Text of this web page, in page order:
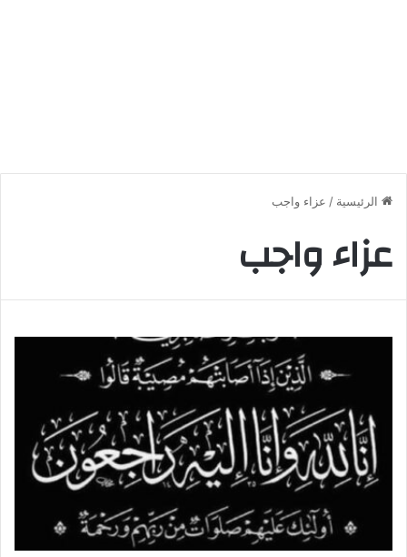
الرئيسية / عزاء واجب
عزاء واجب